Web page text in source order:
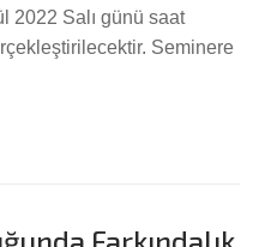
2022 Salı günü saat
Seminere